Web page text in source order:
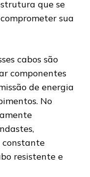
que se
sua
cabos são
componentes
de energia
No
constante
resistente e